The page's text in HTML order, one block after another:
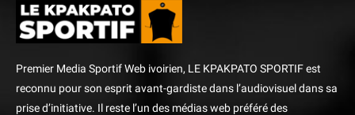
Premier Media Sportif Web ivoirien, LE KPAKPATO SPORTIF est
reconnu pour son esprit avant-gardiste dans l’audiovisuel dans sa
prise d’initiative. Il reste l’un des médias web préféré des